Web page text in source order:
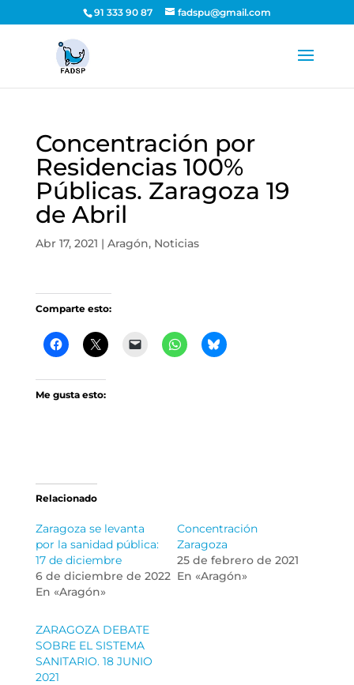
91 333 90 87 fadspu@gmail.com
Concentración por
Residencias 100%
Públicas. Zaragoza 19
de Abril
Abr 17, 2021 | Aragón, Noticias
Comparte esto:
Me gusta esto:
Relacionado
Zaragoza se levanta
por la sanidad pública:
17 de diciembre
6 de diciembre de 2022
En «Aragón»
Concentración
Zaragoza
25 de febrero de 2021
En «Aragón»
ZARAGOZA DEBATE
SOBRE EL SISTEMA
SANITARIO. 18 JUNIO
2021